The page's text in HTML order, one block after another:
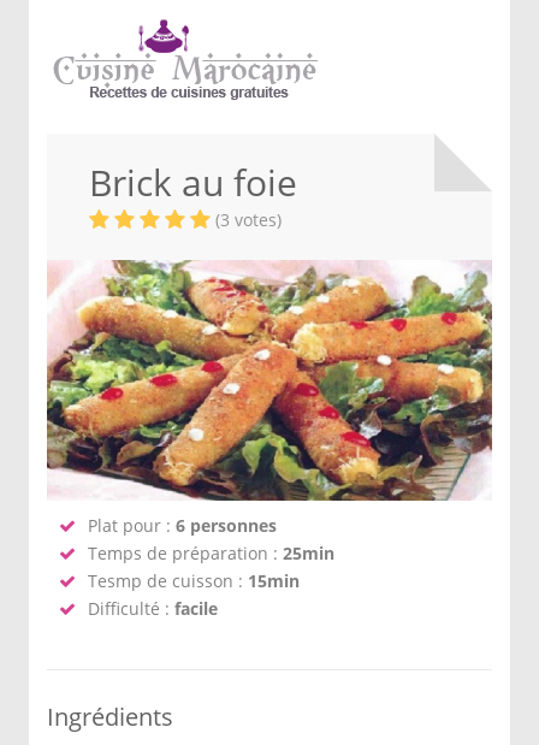
Brick au foie
(3 votes)
Plat pour : 6 personnes
Temps de préparation : 25min
Tesmp de cuisson : 15min
Difficulté : facile
Ingrédients